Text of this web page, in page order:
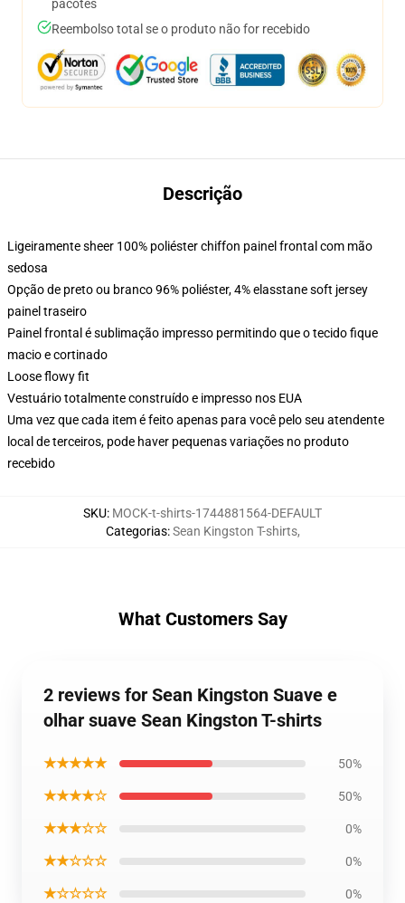
pacotes
Reembolso total se o produto não for recebido
Descrição
Ligeiramente sheer 100% poliéster chiffon painel frontal com mão
sedosa
Opção de preto ou branco 96% poliéster, 4% elasstane soft jersey
painel traseiro
Painel frontal é sublimação impresso permitindo que o tecido fique
macio e cortinado
Loose flowy fit
Vestuário totalmente construído e impresso nos EUA
Uma vez que cada item é feito apenas para você pelo seu atendente
local de terceiros, pode haver pequenas variações no produto
recebido
SKU: MOCK-t-shirts-1744881564-DEFAULT
Categorias:Sean Kingston T-shirts,
What Customers Say
2 reviews for Sean Kingston Suave e
olhar suave Sean Kingston T-shirts
★★★★★ 50%
★★★★☆ 50%
★★★☆☆ 0%
★★☆☆☆ 0%
★☆☆☆☆ 0%